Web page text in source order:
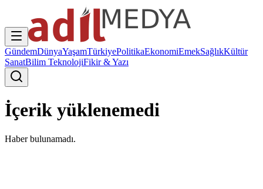
GündemDünyaYaşamTürkiyePolitikaEkonomiEmekSağlıkKültür
SanatBilim TeknolojiFikir & Yazı
İçerik yüklenemedi
Haber bulunamadı.